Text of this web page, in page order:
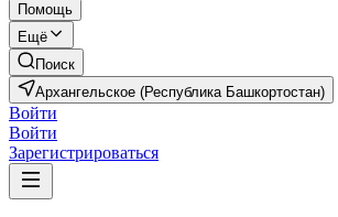
Помощь
Ещё
Поиск
Архангельское (Республика Башкортостан)
Войти
Войти
Зарегистрироваться